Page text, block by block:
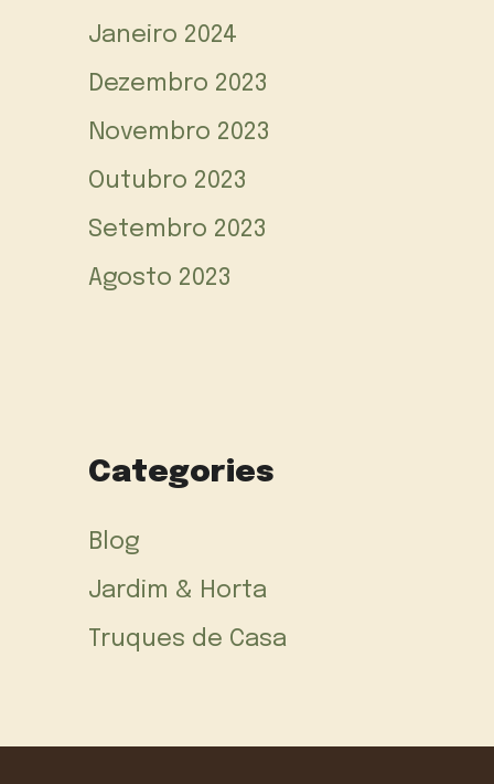
Janeiro 2024
Dezembro 2023
Novembro 2023
Outubro 2023
Setembro 2023
Agosto 2023
Categories
Blog
Jardim & Horta
Truques de Casa